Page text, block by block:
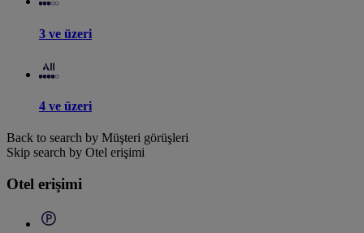
3 ve üzeri
4 ve üzeri
Back to search by Müşteri görüşleri
Skip search by Otel erişimi
Otel erişimi